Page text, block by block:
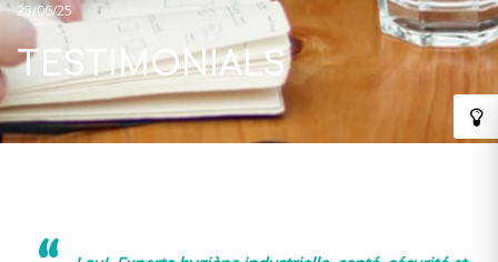
25/06/25
TESTIMONIALS